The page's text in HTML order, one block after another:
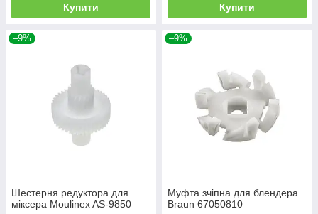
Купити Купити
–9%
Шестерня редуктора для
міксера Moulinex AS-9850
–9%
Муфта зчіпна для блендера
Braun 67050810